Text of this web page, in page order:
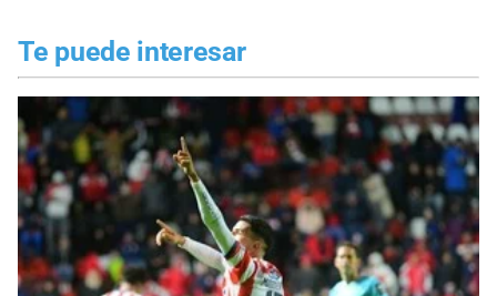
Te puede interesar